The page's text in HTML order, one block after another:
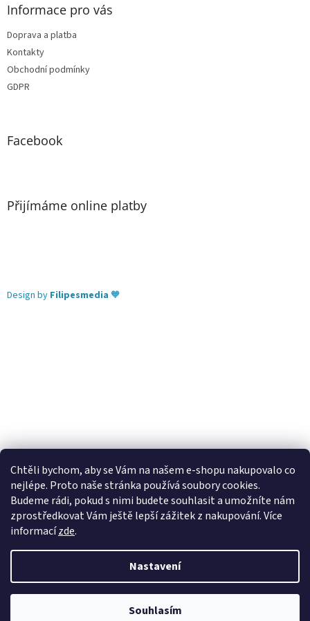
Chtěli bychom, aby se Vám na našem e-shopu nakupovalo co
nejlépe. Proto naše stránka používá soubory cookies.
Budeme rádi, pokud s nimi budete souhlasit a umožníte nám
zprostředkovat Vám ještě lepší zážitek z nakupování.Více
informacízde.
Nastavení
Souhlasím
Informace pro vás
Doprava a platba
Kontakty
Obchodní podmínky
GDPR
Facebook
Přijímáme online platby
Design by Filipesmedia 🧡
Lekva nábytek ubytování pod Pálavou kování Tulip
úchytky Gamet
úchytky Siro Blum - perfecting motion
Vytvořil Shoptet
Vše pro truhláře.cz. Všechna práva vyhrazena.